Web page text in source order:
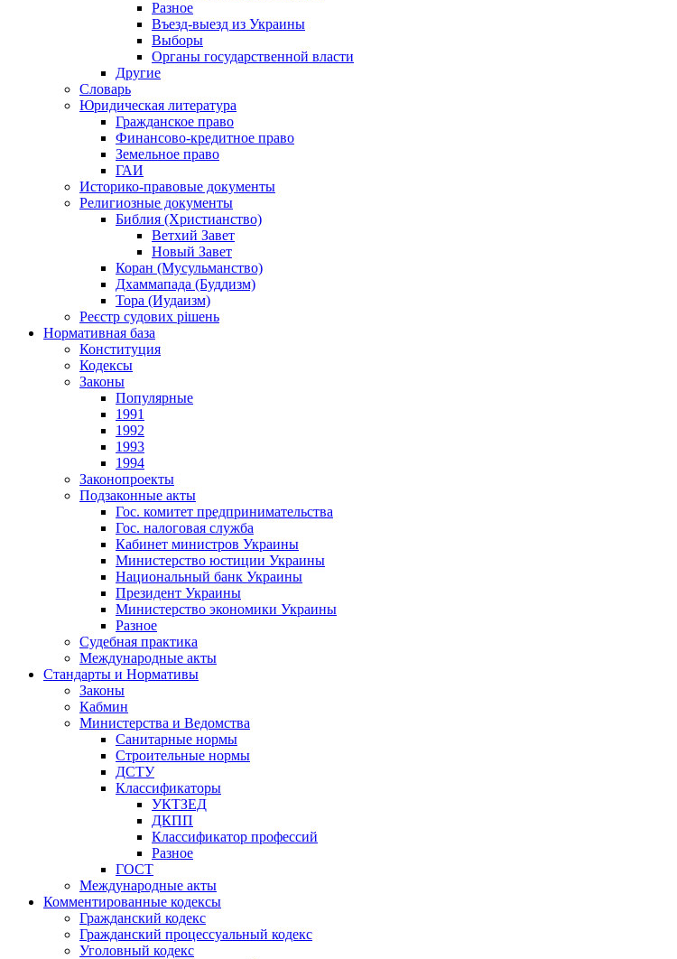
Разное
Въезд-выезд из Украины
Выборы
Органы государственной власти
Другие
Словарь
Юридическая литература
Гражданское право
Финансово-кредитное право
Земельное право
ГАИ
Историко-правовые документы
Религиозные документы
Библия (Христианство)
Ветхий Завет
Новый Завет
Коран (Мусульманство)
Дхаммапада (Буддизм)
Тора (Иудаизм)
Реєстр судових рішень
Нормативная база
Конституция
Кодексы
Законы
Популярные
1991
1992
1993
1994
Законопроекты
Подзаконные акты
Гос. комитет предпринимательства
Гос. налоговая служба
Кабинет министров Украины
Министерство юстиции Украины
Национальный банк Украины
Президент Украины
Министерство экономики Украины
Разное
Судебная практика
Международные акты
Стандарты и Нормативы
Законы
Кабмин
Министерства и Ведомства
Санитарные нормы
Строительные нормы
ДСТУ
Классификаторы
УКТЗЕД
ДКПП
Классификатор профессий
Разное
ГОСТ
Международные акты
Комментированные кодексы
Гражданский кодекс
Гражданский процессуальный кодекс
Уголовный кодекс